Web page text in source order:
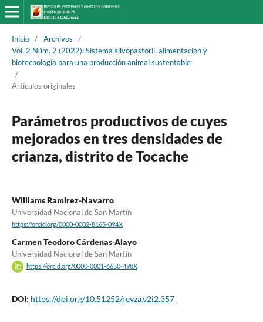
Inicio / Archivos
/
Vol. 2 Núm. 2 (2022): Sistema silvopastoril, alimentación y
biotecnología para una producción animal sustentable
/
Artículos originales
Parámetros productivos de cuyes
mejorados en tres densidades de
crianza, distrito de Tocache
Williams Ramirez-Navarro
Universidad Nacional de San Martín
https://orcid.org/0000-0002-8165-094X
Carmen Teodoro Cárdenas-Alayo
Universidad Nacional de San Martín
https://orcid.org/0000-0001-6650-498X
DOI: https://doi.org/10.51252/revza.v2i2.357